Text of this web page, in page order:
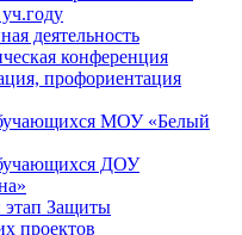
деятельность
конференция
профориентация
МОУ «Белый
ДОУ
Защиты
проектов